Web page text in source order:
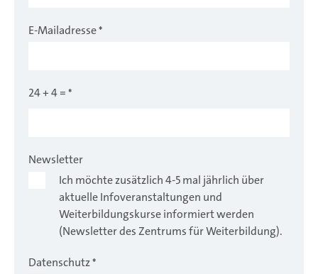
E-Mailadresse*
24 + 4 = *
Newsletter
Ich möchte zusätzlich 4-5 mal jährlich über
aktuelle Infoveranstaltungen und
Weiterbildungskurse informiert werden
(Newsletter des Zentrums für Weiterbildung).
Datenschutz*